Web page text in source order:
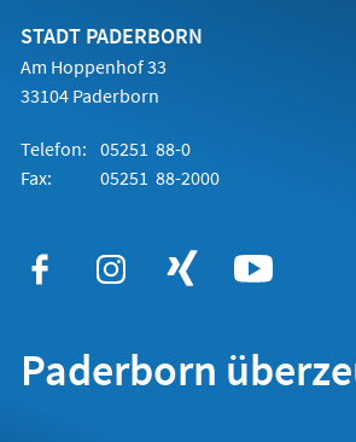
STADT PADERBORN
Am Hoppenhof 33
33104 Paderborn
Telefon: 05251 88-0
Fax:
05251 88-2000
Paderborn